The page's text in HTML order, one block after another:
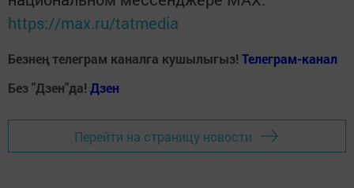
https://max.ru/tatmedia
Безнең телеграм каналга кушылыгыз! Телеграм-канал
Без "Дзен"да! Дзен
Перейти на страницу новости